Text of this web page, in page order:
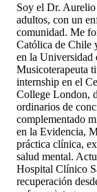
Soy el Dr. Aurelio
adultos, con un
comunidad. Me
Católica de Chile
en la Universidad
Musicoterapeuta
internship en el
College London,
ordinarios de
complementado
en la Evidencia,
práctica clínica,
salud mental.
Hospital Clínico
recuperación